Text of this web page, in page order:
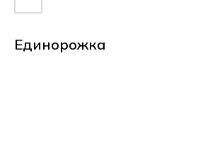
Единорожка